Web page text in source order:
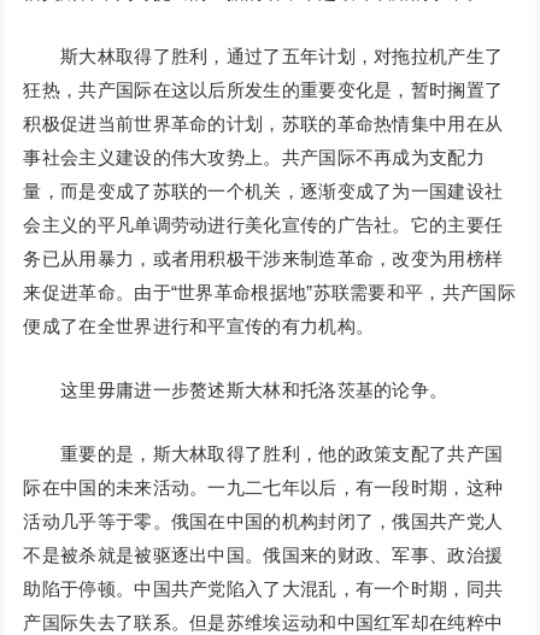
斯大林取得了胜利，通过了五年计划，对拖拉机产生了
狂热，共产国际在这以后所发生的重要变化是，暂时搁置了
积极促进当前世界革命的计划，苏联的革命热情集中用在从
事社会主义建设的伟大攻势上。共产国际不再成为支配力
量，而是变成了苏联的一个机关，逐渐变成了为一国建设社
会主义的平凡单调劳动进行美化宣传的广告社。它的主要任
务已从用暴力，或者用积极干涉来制造革命，改变为用榜样
来促进革命。由于“世界革命根据地”苏联需要和平，共产国际
便成了在全世界进行和平宣传的有力机构。
这里毋庸进一步赘述斯大林和托洛茨基的论争。
重要的是，斯大林取得了胜利，他的政策支配了共产国
际在中国的未来活动。一九二七年以后，有一段时期，这种
活动几乎等于零。俄国在中国的机构封闭了，俄国共产党人
不是被杀就是被驱逐出中国。俄国来的财政、军事、政治援
助陷于停顿。中国共产党陷入了大混乱，有一个时期，同共
产国际失去了联系。但是苏维埃运动和中国红军却在纯粹中